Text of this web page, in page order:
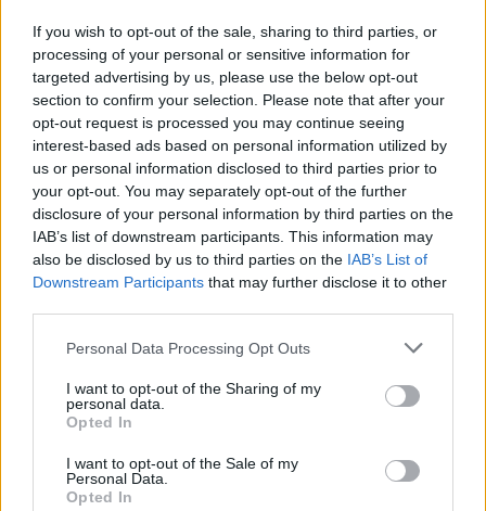
If you wish to opt-out of the sale, sharing to third parties, or
processing of your personal or sensitive information for
targeted advertising by us, please use the below opt-out
section to confirm your selection. Please note that after your
opt-out request is processed you may continue seeing
interest-based ads based on personal information utilized by
us or personal information disclosed to third parties prior to
your opt-out. You may separately opt-out of the further
disclosure of your personal information by third parties on the
IAB’s list of downstream participants. This information may
also be disclosed by us to third parties on the IAB’s List of
Downstream Participants that may further disclose it to other
Please note that this website/app uses one or more Google
not limited to your visit or usage behaviour. You may click to
grant or deny consent to Google and its third-party tags to
use your data for below specified purposes in below Google
consent section.
Personal Data Processing Opt Outs
I want to opt-out of the Sharing of my
personal data.
Opted In
I want to opt-out of the Sale of my
Personal Data.
Opted In